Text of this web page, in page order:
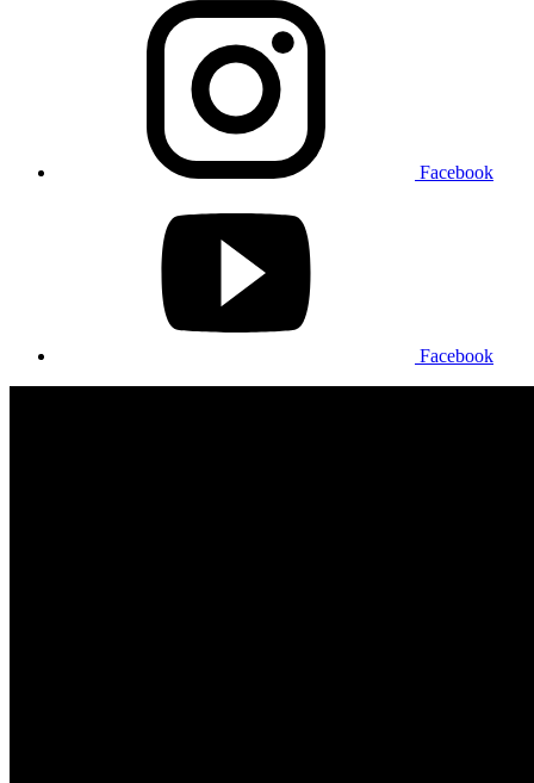
Facebook
Facebook